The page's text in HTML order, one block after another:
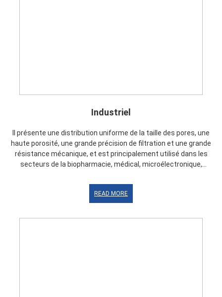
Industriel
Il présente une distribution uniforme de la taille des pores, une
haute porosité, une grande précision de filtration et une grande
résistance mécanique, et est principalement utilisé dans les
secteurs de la biopharmacie, médical, microélectronique,
READ MORE